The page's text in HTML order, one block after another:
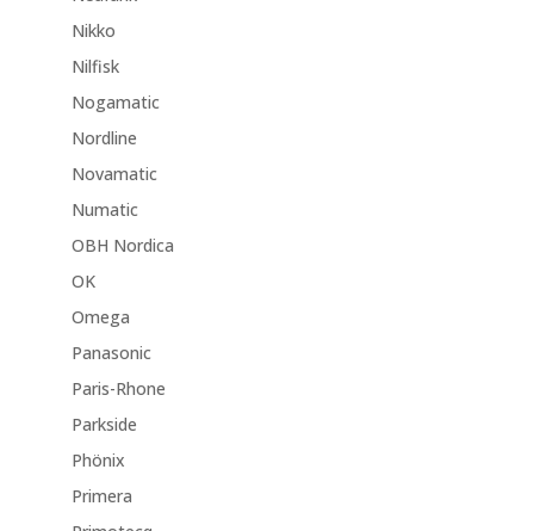
Nikko
Nilfisk
Nogamatic
Nordline
Novamatic
Numatic
OBH Nordica
OK
Omega
Panasonic
Paris-Rhone
Parkside
Phönix
Primera